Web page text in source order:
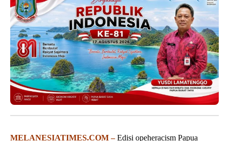
MELANESIATIMES.COM –Edisi opeheracism Papua